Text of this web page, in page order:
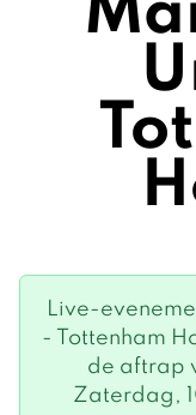
Live-
- Tottenham
de aftrap
Zaterdag,